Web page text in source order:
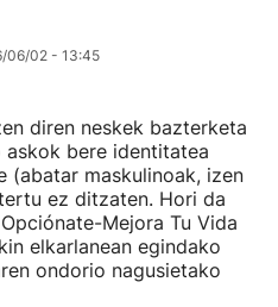
06/02 - 13:45
diren neskek bazterketa
bere identitatea
(abatar maskulinoak, izen
ez ditzaten. Hori da
Mejora Tu Vida
elkarlanean egindako
ondorio nagusietako